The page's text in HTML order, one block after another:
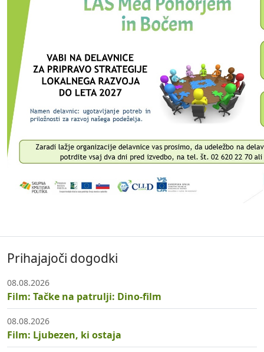
Prihajajoči dogodki
08.08.2026
Film: Tačke na patrulji: Dino-film
08.08.2026
Film: Ljubezen, ki ostaja